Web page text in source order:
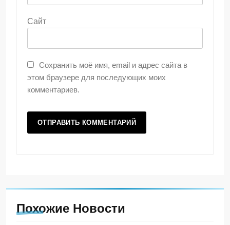
Сайт
Сохранить моё имя, email и адрес сайта в
этом браузере для последующих моих
комментариев.
Похожие Новости